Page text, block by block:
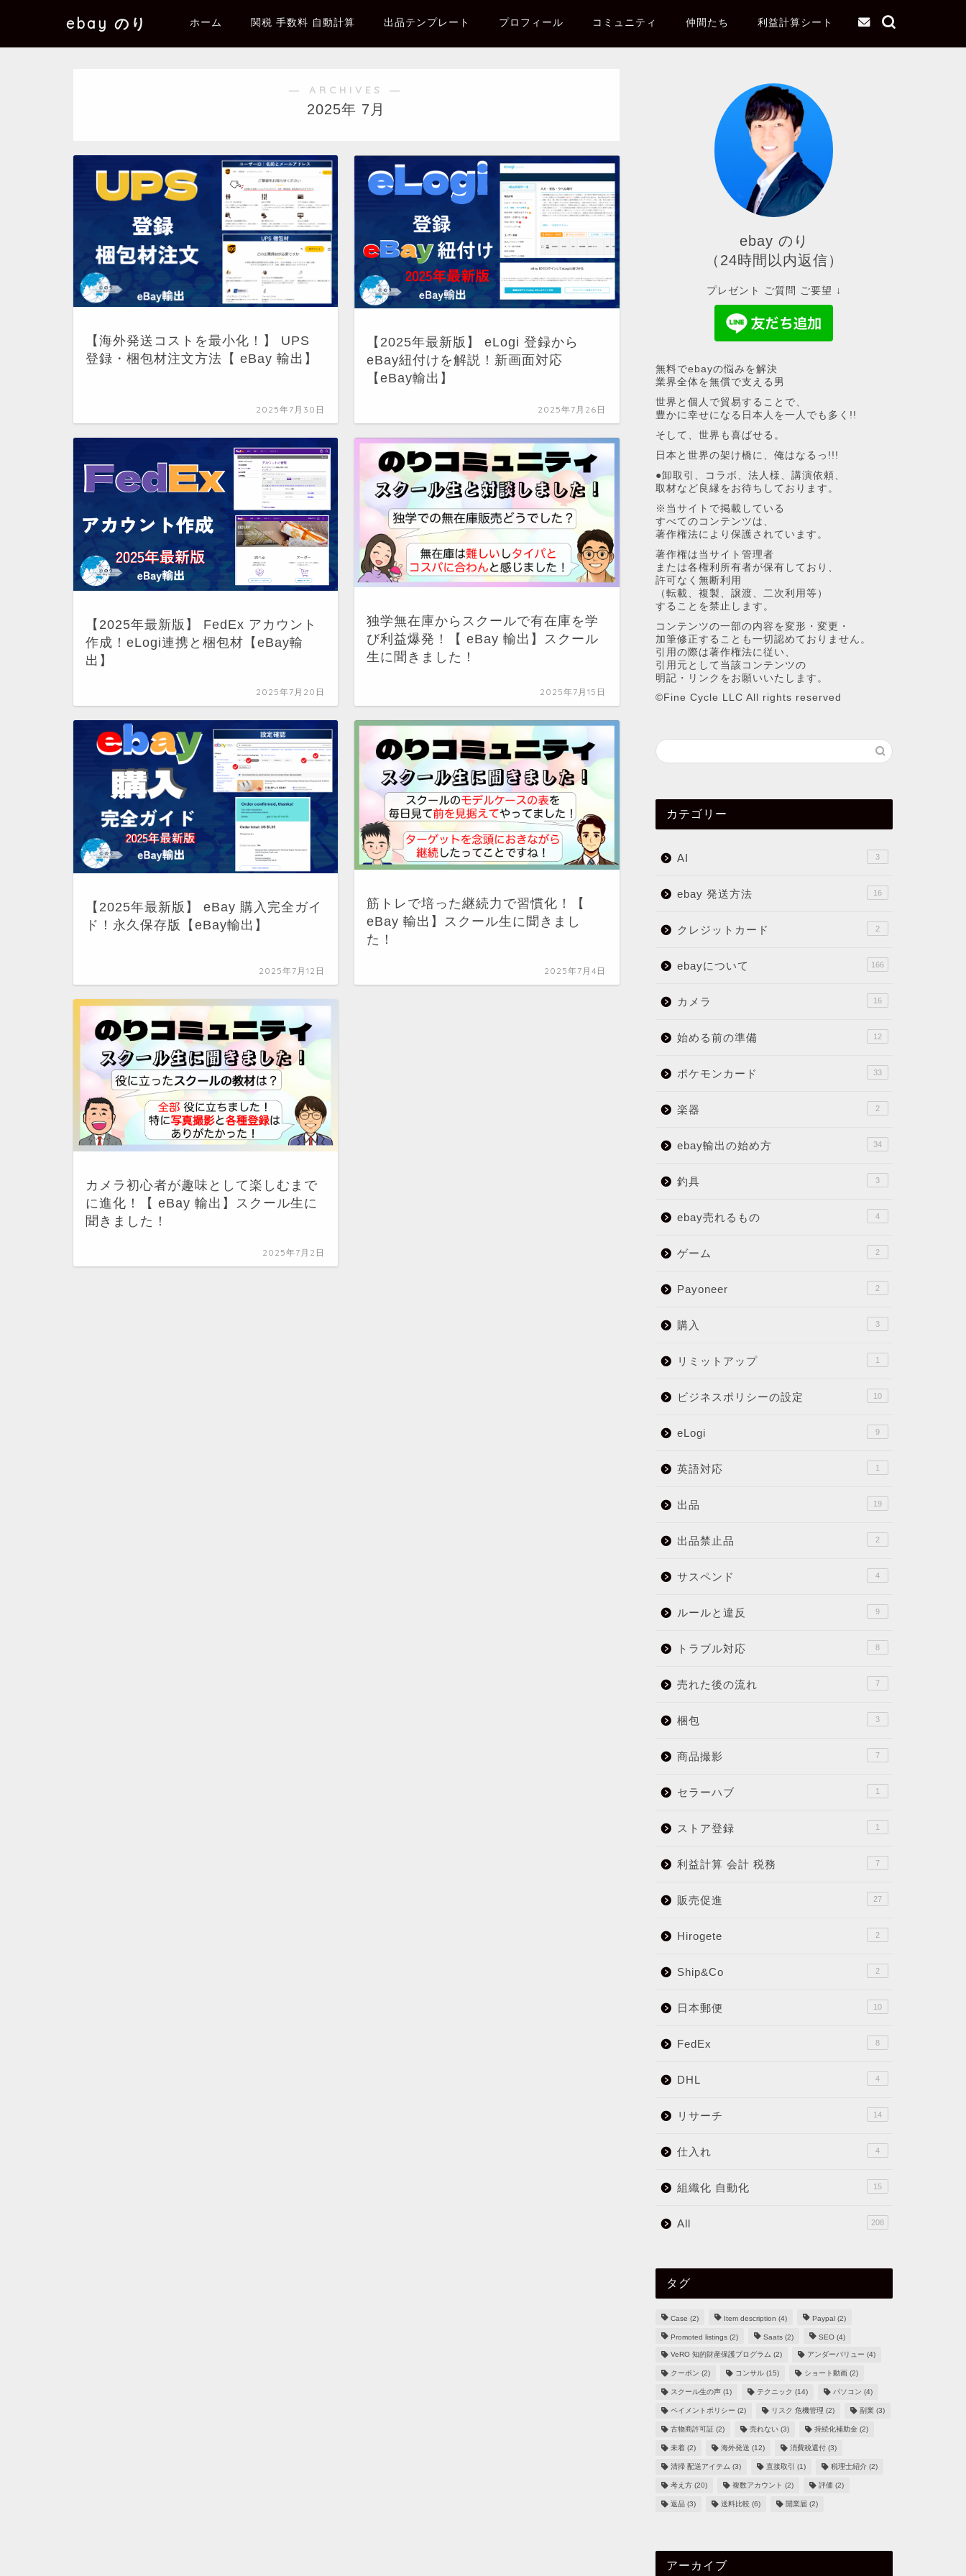
ebay のり ホーム 関税 手数料 自動計算 出品テンプレート プロフィール コミュニティ 仲間たち 利益計算シート
― ARCHIVES ―
2025年 7月
【海外発送コストを最小化！】 UPS
登録・梱包材注文方法【 eBay 輸出】
2025年7月30日
【2025年最新版】 eLogi 登録から
eBay紐付けを解説！新画面対応
【eBay輸出】
2025年7月26日
【2025年最新版】 FedEx アカウント
作成！eLogi連携と梱包材【eBay輸
出】
2025年7月20日
独学無在庫からスクールで有在庫を学
び利益爆発！【 eBay 輸出】スクール
生に聞きました！
2025年7月15日
【2025年最新版】 eBay 購入完全ガイ
ド！永久保存版【eBay輸出】
2025年7月12日
筋トレで培った継続力で習慣化！【
eBay 輸出】スクール生に聞きまし
た！
2025年7月4日
カメラ初心者が趣味として楽しむまで
に進化！【 eBay 輸出】スクール生に
聞きました！
2025年7月2日
ebay のり
（24時間以内返信）
プレゼント ご質問 ご要望 ↓
無料でebayの悩みを解決
業界全体を無償で支える男
世界と個人で貿易することで、
豊かに幸せになる日本人を一人でも多く!!
そして、世界も喜ばせる。
日本と世界の架け橋に、俺はなるっ!!!
●卸取引、コラボ、法人様、講演依頼、
取材など良縁をお待ちしております。
※当サイトで掲載している
すべてのコンテンツは、
著作権法により保護されています。
著作権は当サイト管理者
または各権利所有者が保有しており、
許可なく無断利用
（転載、複製、譲渡、二次利用等）
することを禁止します。
コンテンツの一部の内容を変形・変更・
加筆修正することも一切認めておりません。
引用の際は著作権法に従い、
引用元として当該コンテンツの
明記・リンクをお願いいたします。
©︎Fine Cycle LLC All rights reserved
カテゴリー
AI 3
ebay 発送方法 16
クレジットカード 2
ebayについて 166
カメラ 16
始める前の準備 12
ポケモンカード 33
楽器 2
ebay輸出の始め方 34
釣具 3
ebay売れるもの 4
ゲーム 2
Payoneer 2
購入 3
リミットアップ 1
ビジネスポリシーの設定 10
eLogi 9
英語対応 1
出品 19
出品禁止品 2
サスペンド 4
ルールと違反 9
トラブル対応 8
売れた後の流れ 7
梱包 3
商品撮影 7
セラーハブ 1
ストア登録 1
利益計算 会計 税務 7
販売促進 27
Hirogete 2
Ship&Co 2
日本郵便 10
FedEx 8
DHL 4
リサーチ 14
仕入れ 4
組織化 自動化 15
All 208
タグ
Case (2) Item description (4) Paypal(2)
Promoted listings(2) Saats(2) SEO(4)
VeRO 知的財産保護プログラム (2) アンダーバリュー (4)
クーポン (2) コンサル(15) ショート動画(2)
スクール生の声(1) テクニック (14) パソコン (4)
ペイメントポリシー (2) リスク 危機管理 (2) 副業 (3)
古物商許可証(2) 売れない(3) 持続化補助金(2)
未着(2) 海外発送 (12) 消費税還付(3)
清掃 配送アイテム (3) 直接取引 (1) 税理士紹介(2)
考え方(20) 複数アカウント (2) 評価 (2)
返品(3) 送料比較 (6) 開業届 (2)
アーカイブ